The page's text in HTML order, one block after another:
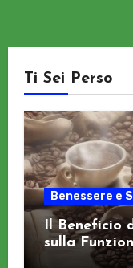
Ti Sei Perso
Benessere e
Il Beneficio
sulla